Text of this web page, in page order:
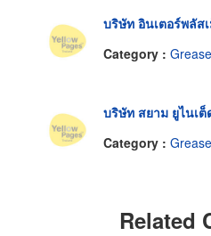
บริษัท อินเตอร์พลัส
Category :
บริษัท สยาม ยูไนเ
Category :
Related